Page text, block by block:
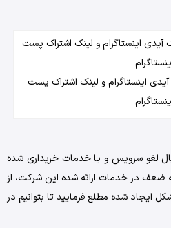
اینستاگرام و لینک اشتراک پست
لغو سرویس و یا خدمات خریداری شده
ضعف در خدمات ارائه ‌شده این شرکت، از
ایجاد شده مطلع فرمایید تا بتوانیم در